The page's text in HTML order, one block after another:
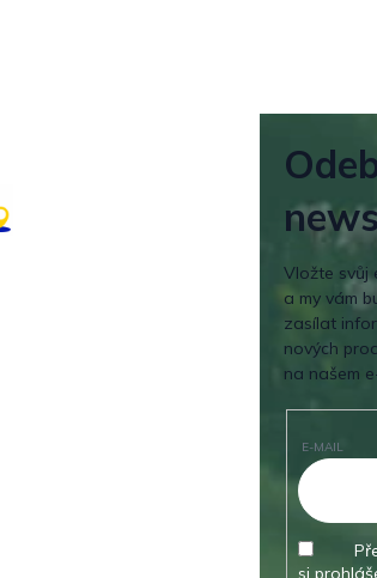
Vložte svůj
a my vám
zasílat
nových
na našem
E-MAIL
si